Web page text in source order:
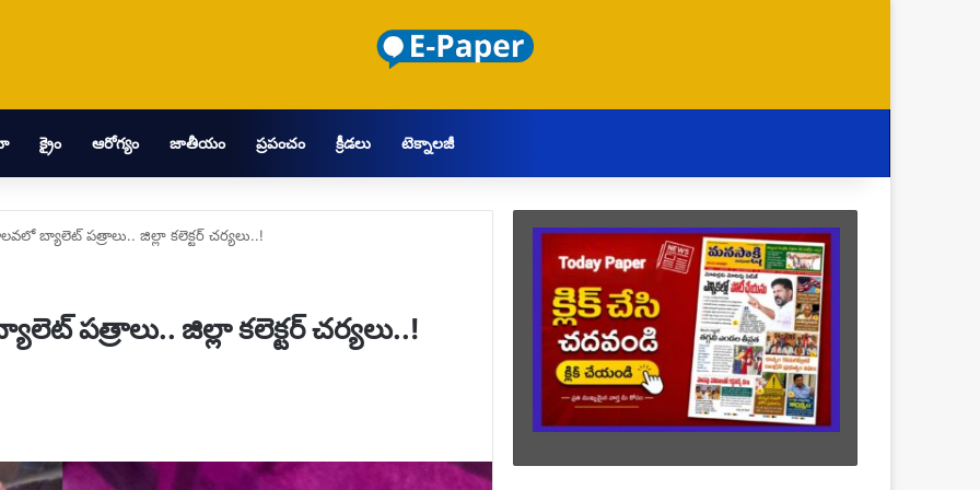
క్రైం ఆరోగ్యం జాతీయం ప్రపంచం క్రీడలు టెక్నాలజీ
బ్యాలెట్ పత్రాలు.. జిల్లా కలెక్టర్ చర్యలు..!
పత్రాలు.. జిల్లా కలెక్టర్ చర్యలు..!